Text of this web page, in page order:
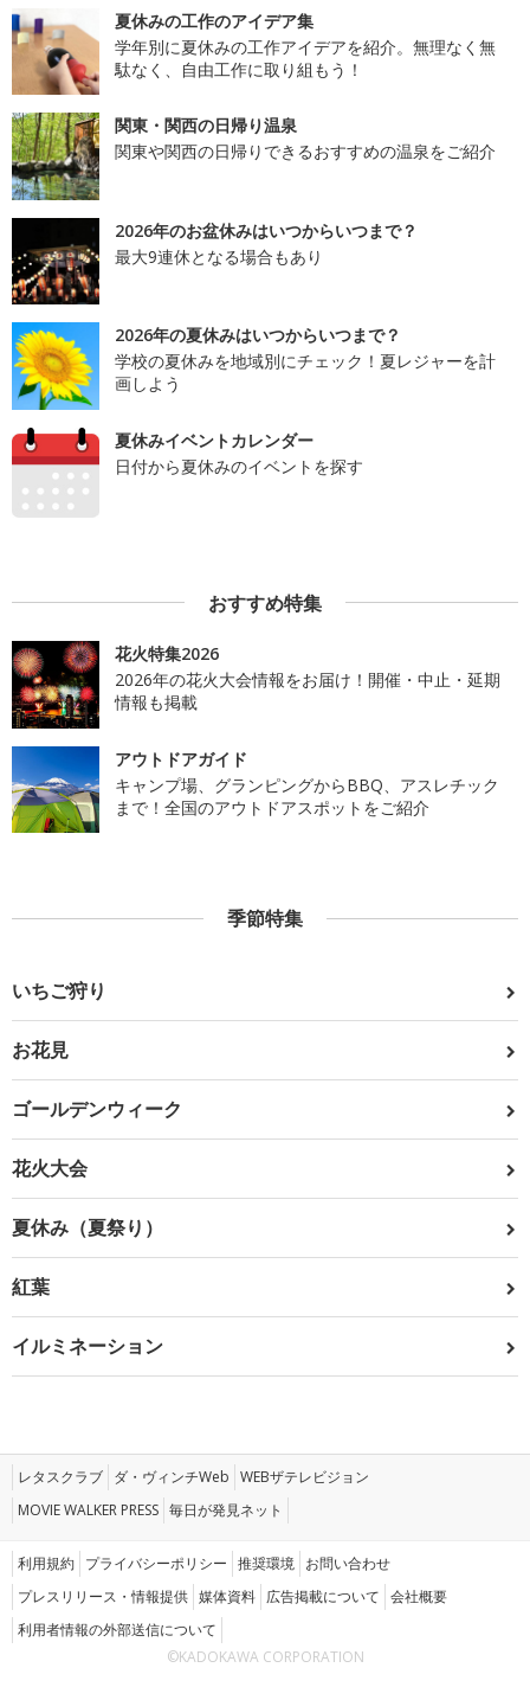
夏休みの工作のアイデア集
学年別に夏休みの工作アイデアを紹介。無理なく無
駄なく、自由工作に取り組もう！
関東・関西の日帰り温泉
関東や関西の日帰りできるおすすめの温泉をご紹介
2026年のお盆休みはいつからいつまで？
最大9連休となる場合もあり
2026年の夏休みはいつからいつまで？
学校の夏休みを地域別にチェック！夏レジャーを計
画しよう
夏休みイベントカレンダー
日付から夏休みのイベントを探す
おすすめ特集
花火特集2026
2026年の花火大会情報をお届け！開催・中止・延期
情報も掲載
アウトドアガイド
キャンプ場、グランピングからBBQ、アスレチック
まで！全国のアウトドアスポットをご紹介
季節特集
いちご狩り
お花見
ゴールデンウィーク
花火大会
夏休み（夏祭り）
紅葉
イルミネーション
レタスクラブ ダ・ヴィンチWeb WEBザテレビジョン
MOVIE WALKER PRESS 毎日が発見ネット
利用規約 プライバシーポリシー 推奨環境 お問い合わせ
プレスリリース・情報提供 媒体資料 広告掲載について 会社概要
利用者情報の外部送信について
©KADOKAWA CORPORATION